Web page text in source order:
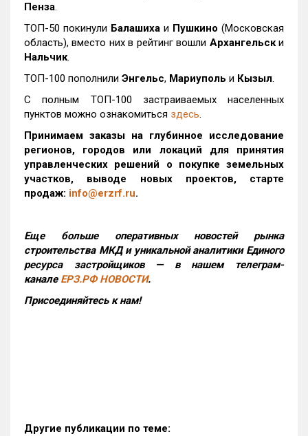
Пенза.
ТОП-50 покинули Балашиха и Пушкино (Московская
область), вместо них в рейтинг вошли Архангельски
Нальчик.
ТОП-100 пополнили Энгельс, Мариуполь и Кызыл.
С полным ТОП-100 застраиваемых населенных
пунктов можно ознакомиться здесь.
Принимаем заказы на глубинное исследование
регионов, городов или локаций для принятия
управленческих решений о покупке земельных
участков, выводе новых проектов, старте
продаж: info@erzrf.ru.
Еще больше оперативных новостей рынка
строительства МКД и уникальной аналитики Единого
ресурса застройщиков — в нашем телеграм-
канале ЕРЗ.РФ НОВОСТИ.
Присоединяйтесь к нам!
Другие публикации по теме: